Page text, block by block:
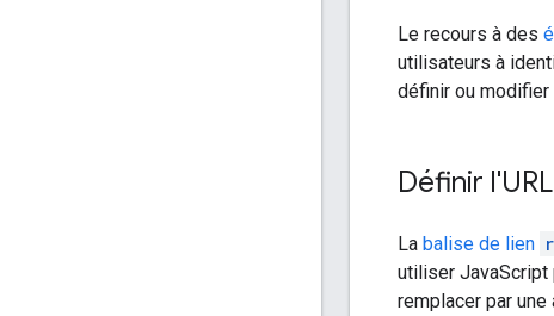
Le recours à des
utilisateurs à
définir ou
Définir
La balise de lien
utiliser JavaScript
remplacer par